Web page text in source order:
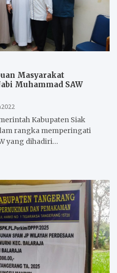
Masyarakat
Muhammad SAW
Kabupaten Siak
rangka memperingati
yang dihadiri…